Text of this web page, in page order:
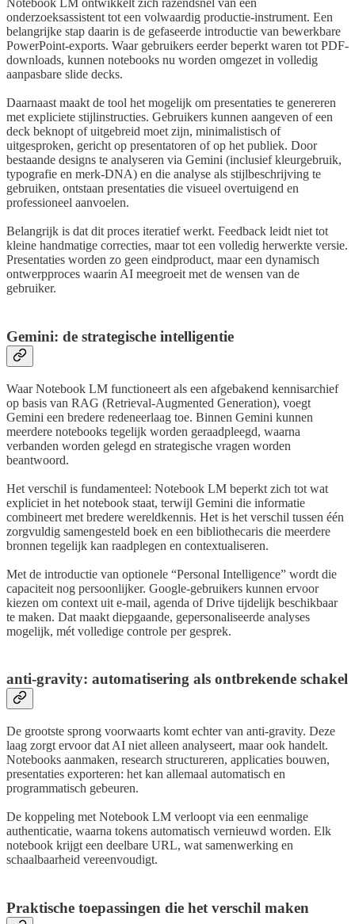
Notebook LM ontwikkelt zich razendsnel van een
onderzoeksassistent tot een volwaardig productie-instrument. Een
belangrijke stap daarin is de gefaseerde introductie van bewerkbare
PowerPoint-exports. Waar gebruikers eerder beperkt waren tot PDF-
downloads, kunnen notebooks nu worden omgezet in volledig
aanpasbare slide decks.
Daarnaast maakt de tool het mogelijk om presentaties te genereren
met expliciete stijlinstructies. Gebruikers kunnen aangeven of een
deck beknopt of uitgebreid moet zijn, minimalistisch of
uitgesproken, gericht op presentatoren of op het publiek. Door
bestaande designs te analyseren via Gemini (inclusief kleurgebruik,
typografie en merk-DNA) en die analyse als stijlbeschrijving te
gebruiken, ontstaan presentaties die visueel overtuigend en
professioneel aanvoelen.
Belangrijk is dat dit proces iteratief werkt. Feedback leidt niet tot
kleine handmatige correcties, maar tot een volledig herwerkte versie.
Presentaties worden zo geen eindproduct, maar een dynamisch
ontwerpproces waarin AI meegroeit met de wensen van de
gebruiker.
Gemini: de strategische intelligentie
Waar Notebook LM functioneert als een afgebakend kennisarchief
op basis van RAG (Retrieval-Augmented Generation), voegt
Gemini een bredere redeneerlaag toe. Binnen Gemini kunnen
meerdere notebooks tegelijk worden geraadpleegd, waarna
verbanden worden gelegd en strategische vragen worden
beantwoord.
Het verschil is fundamenteel: Notebook LM beperkt zich tot wat
expliciet in het notebook staat, terwijl Gemini die informatie
combineert met bredere wereldkennis. Het is het verschil tussen één
zorgvuldig samengesteld boek en een bibliothecaris die meerdere
bronnen tegelijk kan raadplegen en contextualiseren.
Met de introductie van optionele “Personal Intelligence” wordt die
capaciteit nog persoonlijker. Google-gebruikers kunnen ervoor
kiezen om context uit e-mail, agenda of Drive tijdelijk beschikbaar
te maken. Dat maakt diepgaande, gepersonaliseerde analyses
mogelijk, mét volledige controle per gesprek.
anti-gravity: automatisering als ontbrekende schakel
De grootste sprong voorwaarts komt echter van anti-gravity. Deze
laag zorgt ervoor dat AI niet alleen analyseert, maar ook handelt.
Notebooks aanmaken, research structureren, applicaties bouwen,
presentaties exporteren: het kan allemaal automatisch en
programmatisch gebeuren.
De koppeling met Notebook LM verloopt via een eenmalige
authenticatie, waarna tokens automatisch vernieuwd worden. Elk
notebook krijgt een deelbare URL, wat samenwerking en
schaalbaarheid vereenvoudigt.
Praktische toepassingen die het verschil maken